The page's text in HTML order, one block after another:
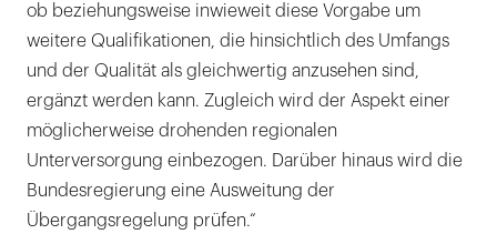
ob beziehungsweise inwieweit diese Vorgabe um
weitere Qualifikationen, die hinsichtlich des Umfangs
und der Qualität als gleichwertig anzusehen sind,
ergänzt werden kann. Zugleich wird der Aspekt einer
möglicherweise drohenden regionalen
Unterversorgung einbezogen. Darüber hinaus wird die
Bundesregierung eine Ausweitung der
Übergangsregelung prüfen.“